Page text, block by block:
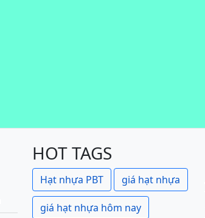
HOT TAGS
Hạt nhựa PBT giá hạt nhựa
giá hạt nhựa hôm nay